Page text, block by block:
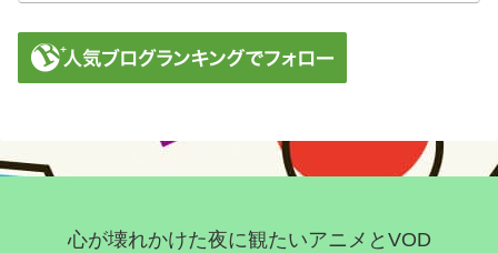
心が壊れかけた夜に観たいアニメとVOD